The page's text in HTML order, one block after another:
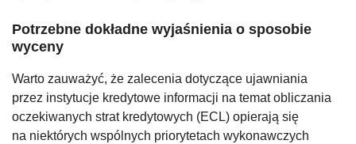
Potrzebne dokładne wyjaśnienia o sposobie
wyceny
Warto zauważyć, że zalecenia dotyczące ujawniania
przez instytucje kredytowe informacji na temat obliczania
oczekiwanych strat kredytowych (ECL) opierają się
na niektórych wspólnych priorytetach wykonawczych